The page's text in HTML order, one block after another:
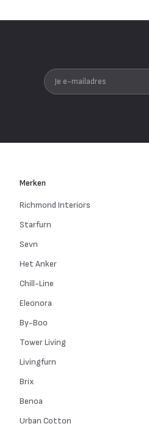
Je e-mailadres
Merken
Richmond Interiors
Starfurn
Sevn
Het Anker
Chill-Line
Eleonora
By-Boo
Tower Living
Livingfurn
Brix
Benoa
Urban Cotton